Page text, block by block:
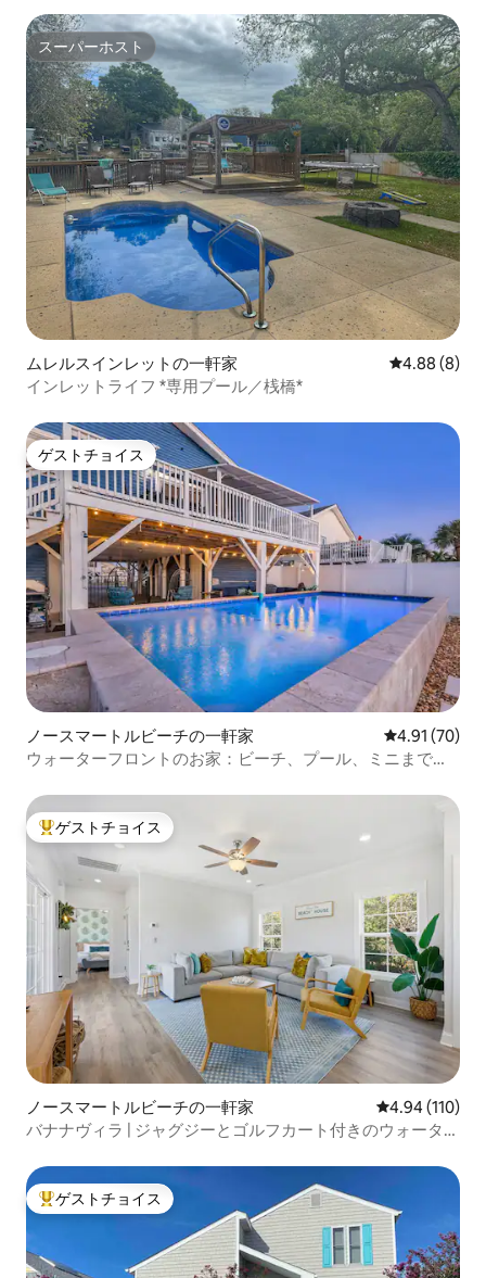
スーパーホスト
スーパーホスト
ムレルスインレットの一軒家 レビュー8件
4.88 (8)
インレットライフ *専用プール／桟橋*
ゲストチョイス
ゲストチョイス
ノースマートルビーチの一軒家 レビュー70
4.91 (70)
ウォーターフロントのお家：ビーチ、プール、ミニまで徒
大好評のゲストチョイスです。
ゲストチョイス
ノースマートルビーチの一軒家 レビュー110
4.94 (110)
バナナヴィラ | ジャグジーとゴルフカート付きのウォーター
大好評のゲストチョイスです。
ゲストチョイス